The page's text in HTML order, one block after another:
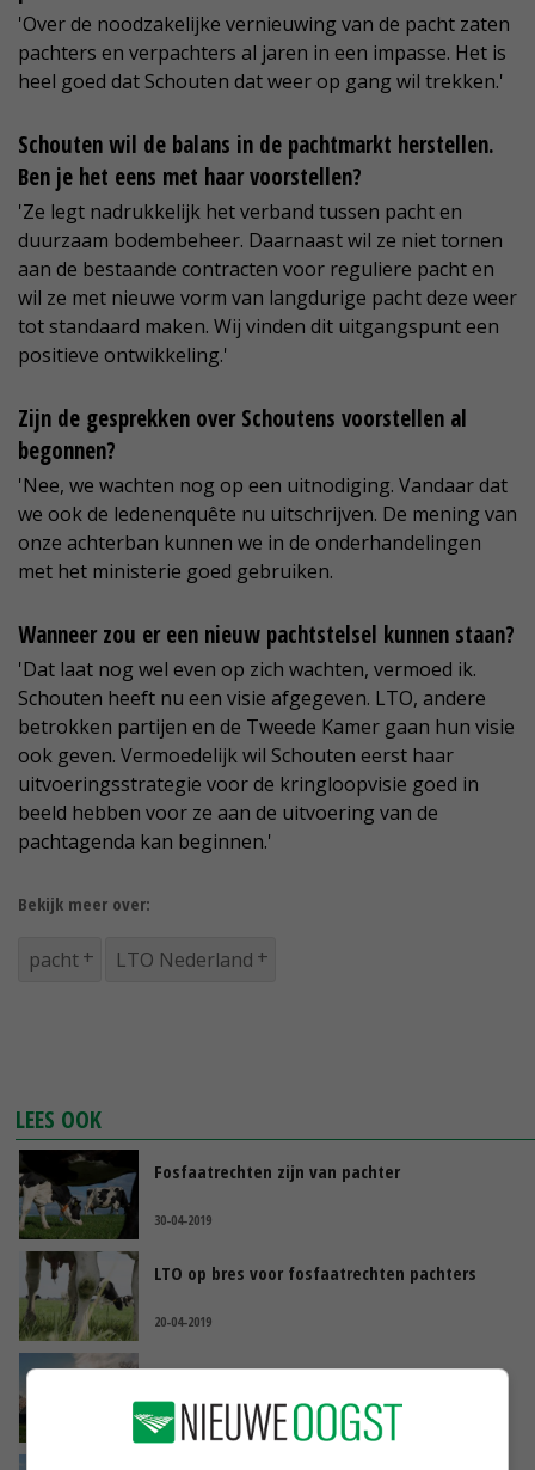
'Over de noodzakelijke vernieuwing van de pacht zaten
pachters en verpachters al jaren in een impasse. Het is
heel goed dat Schouten dat weer op gang wil trekken.'
Schouten wil de balans in de pachtmarkt herstellen.
Ben je het eens met haar voorstellen?
'Ze legt nadrukkelijk het verband tussen pacht en
duurzaam bodembeheer. Daarnaast wil ze niet tornen
aan de bestaande contracten voor reguliere pacht en
wil ze met nieuwe vorm van langdurige pacht deze weer
tot standaard maken. Wij vinden dit uitgangspunt een
positieve ontwikkeling.'
Zijn de gesprekken over Schoutens voorstellen al
begonnen?
'Nee, we wachten nog op een uitnodiging. Vandaar dat
we ook de ledenenquête nu uitschrijven. De mening van
onze achterban kunnen we in de onderhandelingen
met het ministerie goed gebruiken.
Wanneer zou er een nieuw pachtstelsel kunnen staan?
'Dat laat nog wel even op zich wachten, vermoed ik.
Schouten heeft nu een visie afgegeven. LTO, andere
betrokken partijen en de Tweede Kamer gaan hun visie
ook geven. Vermoedelijk wil Schouten eerst haar
uitvoeringsstrategie voor de kringloopvisie goed in
beeld hebben voor ze aan de uitvoering van de
pachtagenda kan beginnen.'
Bekijk meer over:
pacht LTO Nederland
LEES OOK
Fosfaatrechten zijn van pachter
30-04-2019
LTO op bres voor fosfaatrechten pachters
20-04-2019
Onvrede over oude pachthoeves
19-04-2019